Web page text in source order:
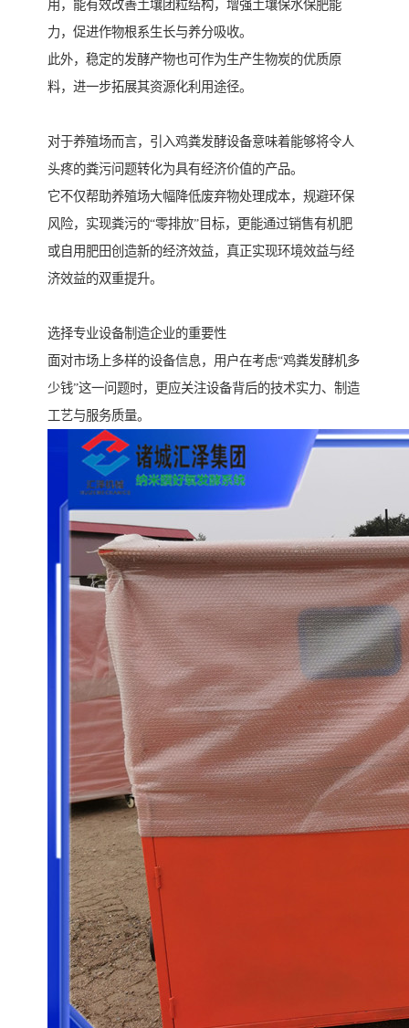
用，能有效改善土壤团粒结构，增强土壤保水保肥能
力，促进作物根系生长与养分吸收。
此外，稳定的发酵产物也可作为生产生物炭的优质原
料，进一步拓展其资源化利用途径。
对于养殖场而言，引入鸡粪发酵设备意味着能够将令人
头疼的粪污问题转化为具有经济价值的产品。
它不仅帮助养殖场大幅降低废弃物处理成本，规避环保
风险，实现粪污的“零排放”目标，更能通过销售有机肥
或自用肥田创造新的经济效益，真正实现环境效益与经
济效益的双重提升。
选择专业设备制造企业的重要性
面对市场上多样的设备信息，用户在考虑“鸡粪发酵机多
少钱”这一问题时，更应关注设备背后的技术实力、制造
工艺与服务质量。